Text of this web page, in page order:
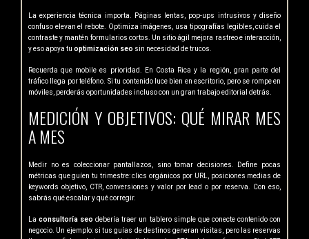
La experiencia técnica importa. Páginas lentas, pop-ups intrusivos y diseño
confuso elevan el rebote. Optimiza imágenes, usa tipografías legibles, cuida el
contraste y mantén formularios cortos. Un sitio ágil mejora rastreo e interacción,
y eso apoya tu optimización seo sin necesidad de trucos.
Recuerda que mobile es prioridad. En Costa Rica y la región, gran parte del
tráfico llega por teléfono. Si tu contenido luce bien en escritorio, pero se rompe en
móviles, perderás oportunidades incluso con un gran trabajo editorial detrás.
MEDICIÓN Y OBJETIVOS: QUÉ MIRAR MES
A MES
Medir no es coleccionar pantallazos, sino tomar decisiones. Define pocas
métricas que guíen tu trimestre: clics orgánicos por URL, posiciones medias de
keywords objetivo, CTR, conversiones y valor por lead o por reserva. Con eso,
sabrás qué escalar y qué corregir.
Laconsultoría seo debería traer un tablero simple que conecte contenido con
negocio. Un ejemplo: si tus guías de destinos generan visitas, pero las reservas